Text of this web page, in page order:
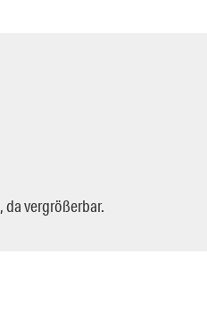
vergrößerbar.